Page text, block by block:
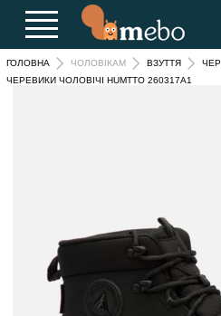
ГОЛОВНА ЧОЛОВІКАМ ВЗУТТЯ
ЧЕРЕВИКИ ЧОЛОВІЧІ HUMTTO 260317A1